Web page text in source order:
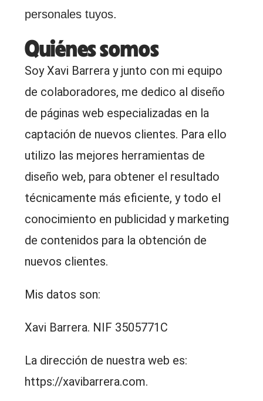
personales tuyos.
Quiénes somos
Soy Xavi Barrera y junto con mi equipo
de colaboradores, me dedico al diseño
de páginas web especializadas en la
captación de nuevos clientes. Para ello
utilizo las mejores herramientas de
diseño web, para obtener el resultado
técnicamente más eficiente, y todo el
conocimiento en publicidad y marketing
de contenidos para la obtención de
nuevos clientes.
Mis datos son:
Xavi Barrera. NIF 3505771C
La dirección de nuestra web es:
https://xavibarrera.com.